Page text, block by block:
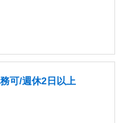
可/週休2日以上